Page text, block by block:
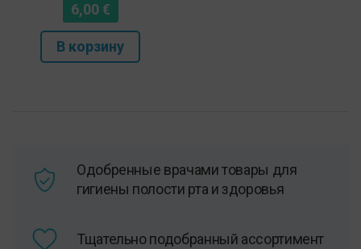
6,00€
В корзину
Одобренные врачами товары для
гигиены полости рта и здоровья
Тщательно подобранный ассортимент